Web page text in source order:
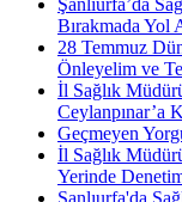
Bırakmada Yol
28 Temmuz
Önleyelim ve
İl Sağlık
Ceylanpınar’a
Geçmeyen
İl Sağlık
Yerinde
Şanlıurfa'da